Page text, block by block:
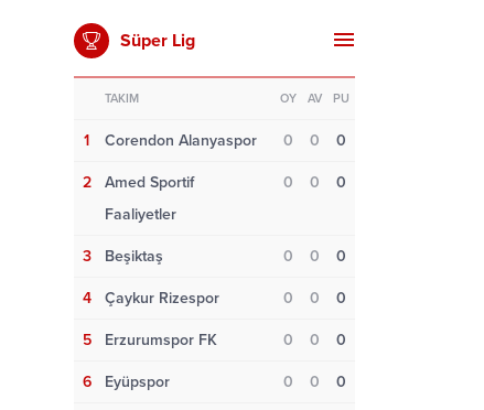
Süper Lig
TAKIM OY AV PU
1 Corendon Alanyaspor 0 0 0
2
Amed Sportif
Faaliyetler
0 0 0
3 Beşiktaş 0 0 0
4 Çaykur Rizespor 0 0 0
5 Erzurumspor FK 0 0 0
6 Eyüpspor 0 0 0